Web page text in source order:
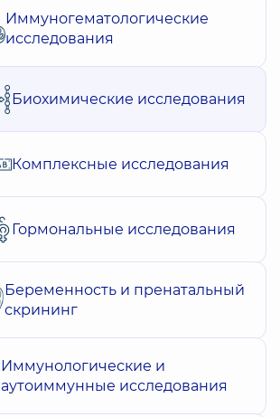
Иммуногематологические
исследования
Биохимические исследования
Комплексные исследования
Гормональные исследования
Беременность и пренатальный
скрининг
Иммунологические и
аутоиммунные исследования